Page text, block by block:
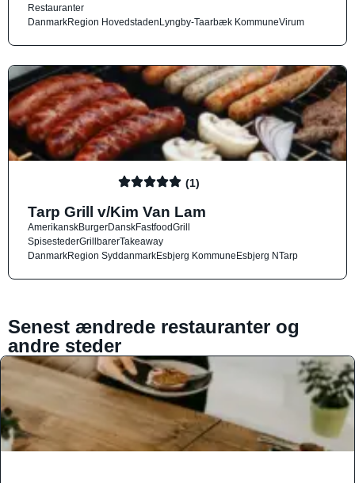
Restauranter
DanmarkRegion HovedstadenLyngby-Taarbæk KommuneVirum
(1)
Tarp Grill v/Kim Van Lam
AmerikanskBurgerDanskFastfoodGrill
SpisestederGrillbarerTakeaway
DanmarkRegion SyddanmarkEsbjerg KommuneEsbjerg NTarp
Senest ændrede restauranter og
andre steder